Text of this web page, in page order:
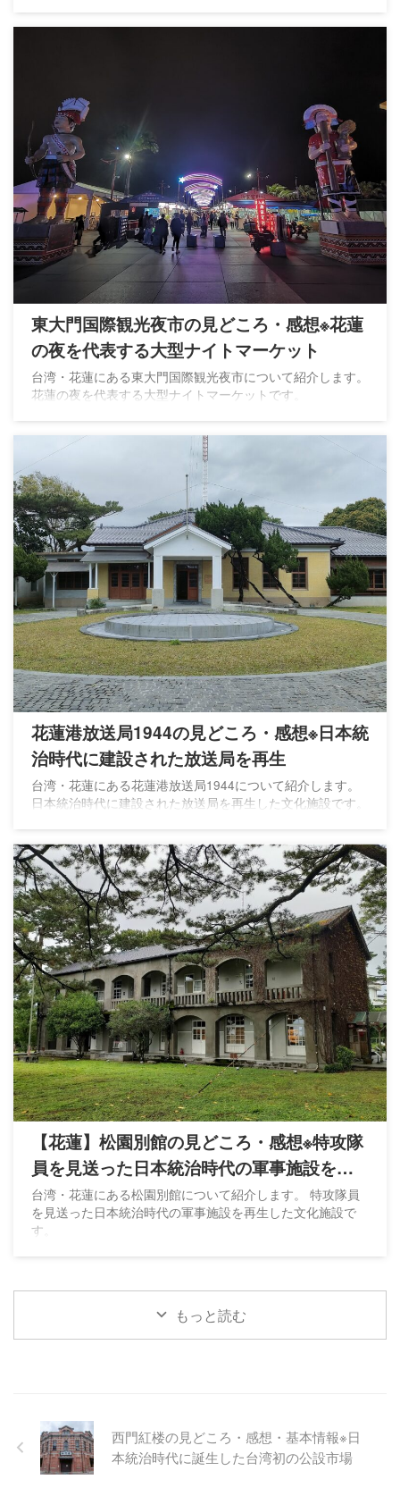
東大門国際観光夜市の見どころ・感想※花蓮
の夜を代表する大型ナイトマーケット
台湾・花蓮にある東大門国際観光夜市について紹介します。
花蓮の夜を代表する大型ナイトマーケットです。
花蓮港放送局1944の見どころ・感想※日本統
治時代に建設された放送局を再生
台湾・花蓮にある花蓮港放送局1944について紹介します。
日本統治時代に建設された放送局を再生した文化施設です。
【花蓮】松園別館の見どころ・感想※特攻隊
員を見送った日本統治時代の軍事施設を再
生
台湾・花蓮にある松園別館について紹介します。 特攻隊員
を見送った日本統治時代の軍事施設を再生した文化施設で
す。
もっと読む
西門紅楼の見どころ・感想・基本情報※日
本統治時代に誕生した台湾初の公設市場